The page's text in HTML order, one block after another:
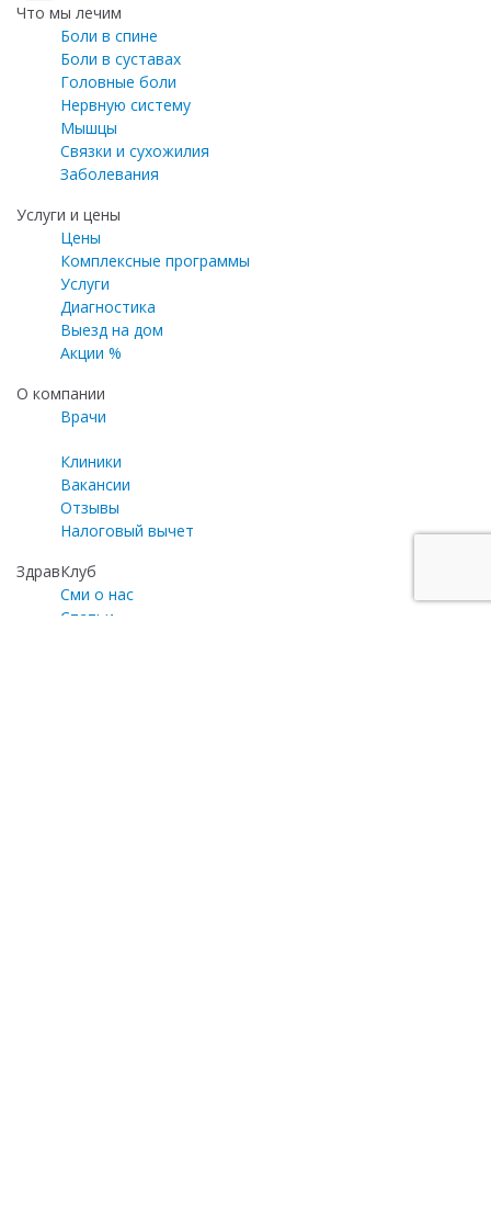
Что мы лечим
Боли в спине
Боли в суставах
Головные боли
Нервную систему
Мышцы
Связки и сухожилия
Заболевания
Услуги и цены
Цены
Комплексные программы
Услуги
Диагностика
Выезд на дом
Акции %
О компании
Врачи
Клиники
Вакансии
Отзывы
Налоговый вычет
ЗдравКлуб
Сми о нас
Статьи